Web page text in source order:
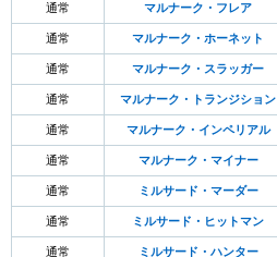
通常 マルナーク・フレア
通常 マルナーク・ホーネット
通常 マルナーク・スラッガー
通常 マルナーク・トランジション
通常 マルナーク・インペリアル
通常 マルナーク・マイナー
通常 ミルサード・マーダー
通常 ミルサード・ヒットマン
通常 ミルサード・ハンター